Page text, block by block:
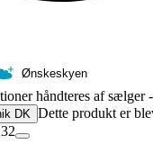
Ønskeskyen
håndteres af sælger
DK Dette produkt er
32